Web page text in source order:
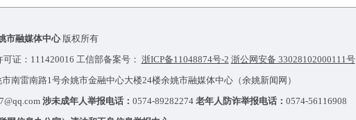
市融媒体中心版权所有
证：111420016 工信部备案号： 浙ICP备11048874号-2 浙公网安备 33028102000111号
南雷南路1号余姚市金融中心大楼24楼余姚市融媒体中心（余姚新闻网）
涉未成年人举报电话： 0574-89282274 老年人防诈举报电话： 0574-56116908